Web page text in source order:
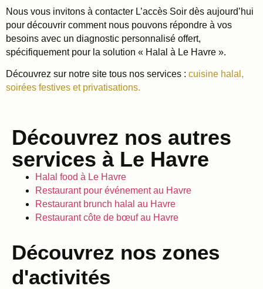
Nous vous invitons à contacter L’accès Soir dès aujourd’hui
pour découvrir comment nous pouvons répondre à vos
besoins avec un diagnostic personnalisé offert,
spécifiquement pour la solution « Halal à Le Havre ».
Découvrez sur notre site tous nos services : cuisine halal,
soirées festives et privatisations.
Découvrez nos autres
services à Le Havre
Halal food à Le Havre
Restaurant pour événement au Havre
Restaurant brunch halal au Havre
Restaurant côte de bœuf au Havre
Découvrez nos zones
d'activités